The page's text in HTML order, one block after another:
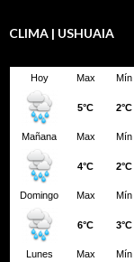
CLIMA | USHUAIA